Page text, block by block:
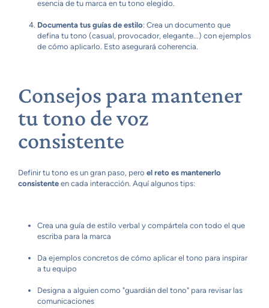
esencia de tu marca en tu tono elegido.
Documenta tus guías de estilo: Crea un documento que
defina tu tono (casual, provocador, elegante...) con ejemplos
de cómo aplicarlo. Esto asegurará coherencia.
Consejos para mantener
tu tono de voz
consistente
Definir tu tono es un gran paso, pero el reto es mantenerlo
consistente en cada interacción. Aquí algunos tips:
Crea una guía de estilo verbal y compártela con todo el que
escriba para la marca
Da ejemplos concretos de cómo aplicar el tono para inspirar
a tu equipo
Designa a alguien como "guardián del tono" para revisar las
comunicaciones